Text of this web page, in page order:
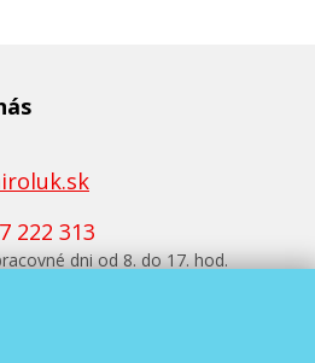
222 313
dni od 8. do 17. hod.